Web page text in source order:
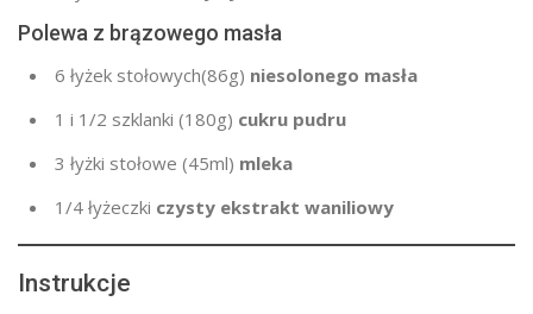
Polewa z brązowego masła
6 łyżek stołowych(86g) niesolonego masła
1 i 1/2 szklanki (180g) cukru pudru
3 łyżki stołowe (45ml) mleka
1/4 łyżeczki czysty ekstrakt waniliowy
Instrukcje